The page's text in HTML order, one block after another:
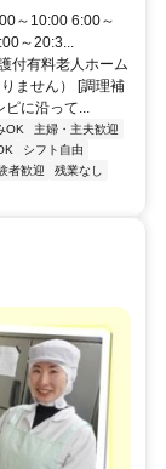
～10:00 6:00～
～20:3...
付有料老人ホーム
ません） [調理補
ピに沿って...
OK
主婦・主夫歓迎
シフト自由
者歓迎
残業なし